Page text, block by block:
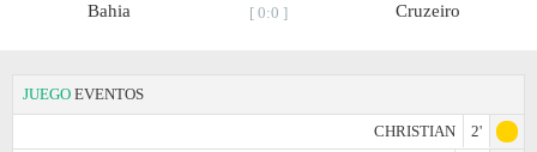
Bahia [ 0:0 ] Cruzeiro
JUEGO EVENTOS
CHRISTIAN
2'